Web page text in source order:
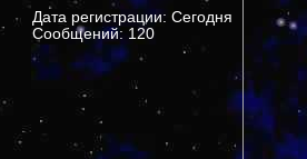
Дата регистрации: Сегодня
Сообщений: 120